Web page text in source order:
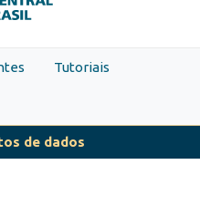
Tutoriais
de dados